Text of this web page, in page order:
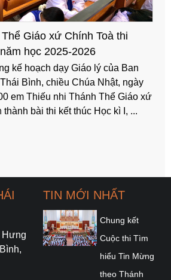
Huấn luyện Giáo lý viên Giáo
9/2025, trong bầu không khí trang
các lớp Huấn luyện Giáo lý viên
3 của Giáo hạt Nam Tiền Hải được
xứ Trung Đồng. Các lớp Huấn ...
Hưng
TIN MỚI NHẤT
Chung kết
Cuộc thi Tìm
hiểu Tin Mừng
theo Thánh